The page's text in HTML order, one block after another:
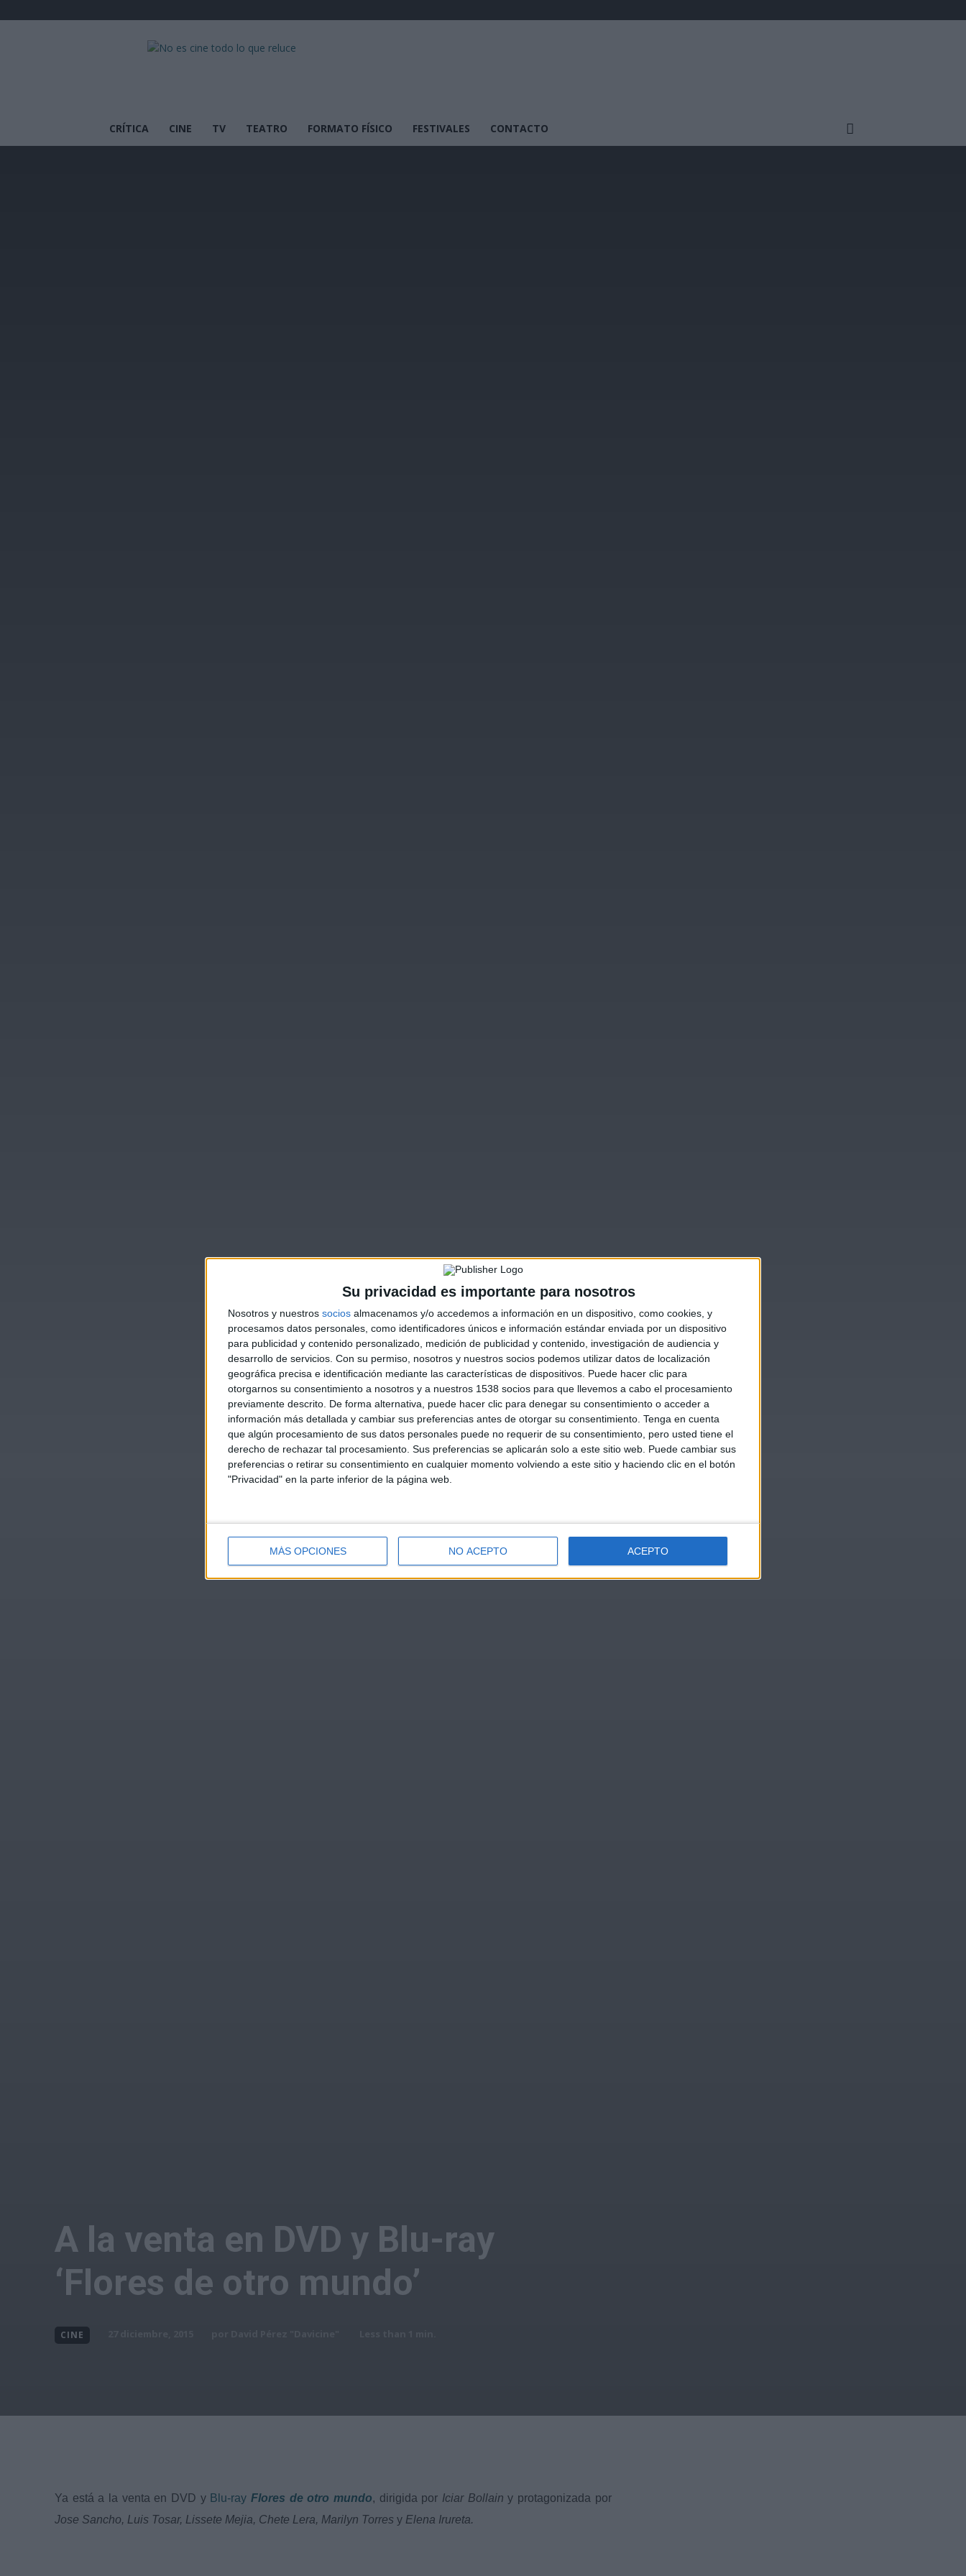
Su privacidad es importante para nosotros
Nosotros y nuestros socios almacenamos y/o accedemos a información en un dispositivo, como cookies, y
procesamos datos personales, como identificadores únicos e información estándar enviada por un dispositivo
para publicidad y contenido personalizado, medición de publicidad y contenido, investigación de audiencia y
desarrollo de servicios. Con su permiso, nosotros y nuestros socios podemos utilizar datos de localización
geográfica precisa e identificación mediante las características de dispositivos. Puede hacer clic para
otorgarnos su consentimiento a nosotros y a nuestros 1538 socios para que llevemos a cabo el procesamiento
previamente descrito. De forma alternativa, puede hacer clic para denegar su consentimiento o acceder a
información más detallada y cambiar sus preferencias antes de otorgar su consentimiento. Tenga en cuenta
que algún procesamiento de sus datos personales puede no requerir de su consentimiento, pero usted tiene el
derecho de rechazar tal procesamiento. Sus preferencias se aplicarán solo a este sitio web. Puede cambiar sus
preferencias o retirar su consentimiento en cualquier momento volviendo a este sitio y haciendo clic en el botón
"Privacidad" en la parte inferior de la página web.
MÁS OPCIONES NO ACEPTO ACEPTO
No
que
CRÍTICA CINE TV TEATRO FORMATO FÍSICO FESTIVALES CONTACTO
A la venta en DVD y Blu-ray
‘Flores de otro mundo’
CINE
Ya está a la venta en DVD y Blu-ray Flores de otro mundo, dirigida por Iciar Bollainy protagonizada por
Jose Sancho, Luis Tosar, Lissete Mejia, Chete Lera, Marilyn Torres y Elena Irureta.